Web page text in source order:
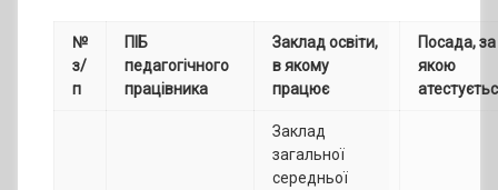
№
з/
п
ПІБ
педагогічного
працівника
Заклад освіти,
в якому
працює
Посада, за
якою
Заклад
загальної
середньої